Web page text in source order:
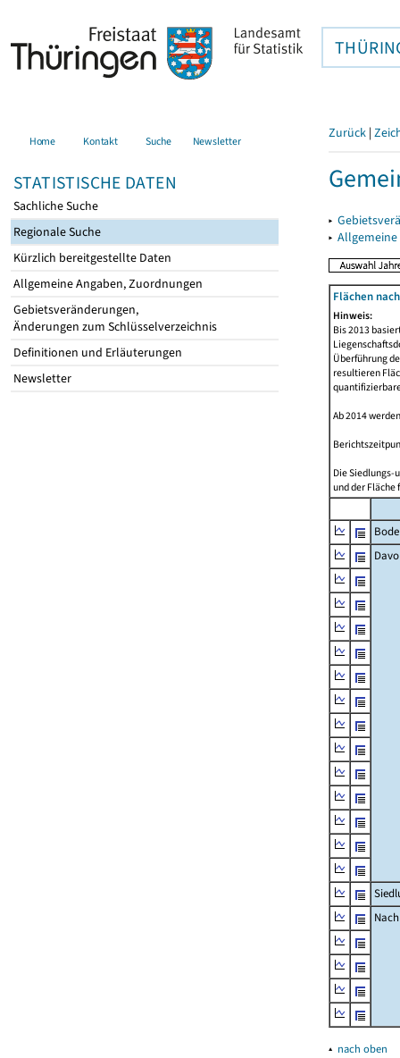
Home Kontakt Suche Newsletter
STATISTISCHE DATEN
Sachliche Suche
Regionale Suche
Kürzlich bereitgestellte Daten
Allgemeine Angaben, Zuordnungen
Gebietsveränderungen,
Änderungen zum Schlüsselverzeichnis
Definitionen und Erläuterungen
Newsletter
Zurück |
▸
▸
Flächen
Hinweis:
Bis 2013
Überführung
resultieren
Ab 2014
Die Siedlungs-
und der Fläche
▴ nach oben